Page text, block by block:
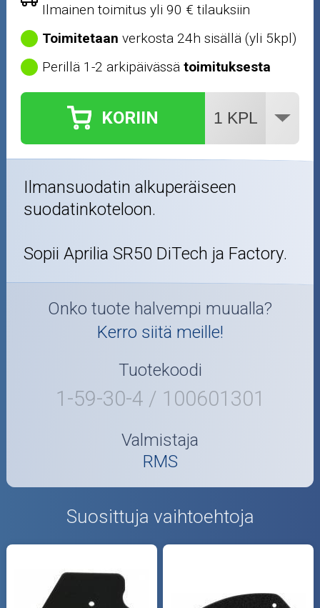
Puutarha ja metsä
Ajovarusteet
Nastarenkaat
Renkaat ja vanteet
Työkalut
Outlet-tuotteet
Ilmainen toimitus yli 90 € tilauksiin
Toimitetaan verkosta 24h sisällä (yli 5kpl)
Perillä 1-2 arkipäivässätoimituksesta
KORIIN
Ilmansuodatin alkuperäiseen
suodatinkoteloon.
Sopii Aprilia SR50 DiTech ja Factory.
Onko tuote halvempi muualla?
Kerro siitä meille!
Tuotekoodi
1-59-30-4 / 100601301
Valmistaja
RMS
Suosittuja vaihtoehtoja